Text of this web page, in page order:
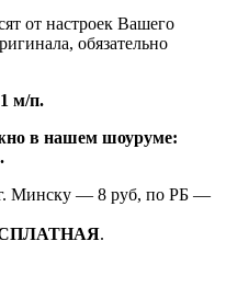
от настроек Вашего
обязательно
м/п.
в нашем шоуруме:
г. Минску — 8 руб, по РБ —
.